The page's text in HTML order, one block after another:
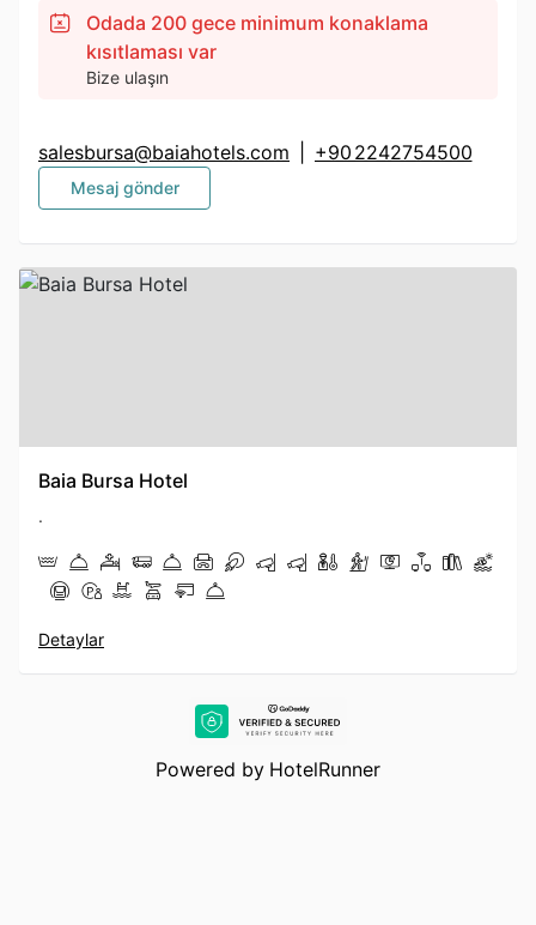
Odada 200 gece minimum konaklama
kısıtlaması var
Bize ulaşın
Mesaj gönder
salesbursa@baiahotels.com +90 2242754500
Baia Bursa Hotel
.
Detaylar
Powered by HotelRunner